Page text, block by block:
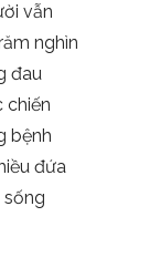
vẫn
nghìn
đau
chiến
bệnh
đứa
sống